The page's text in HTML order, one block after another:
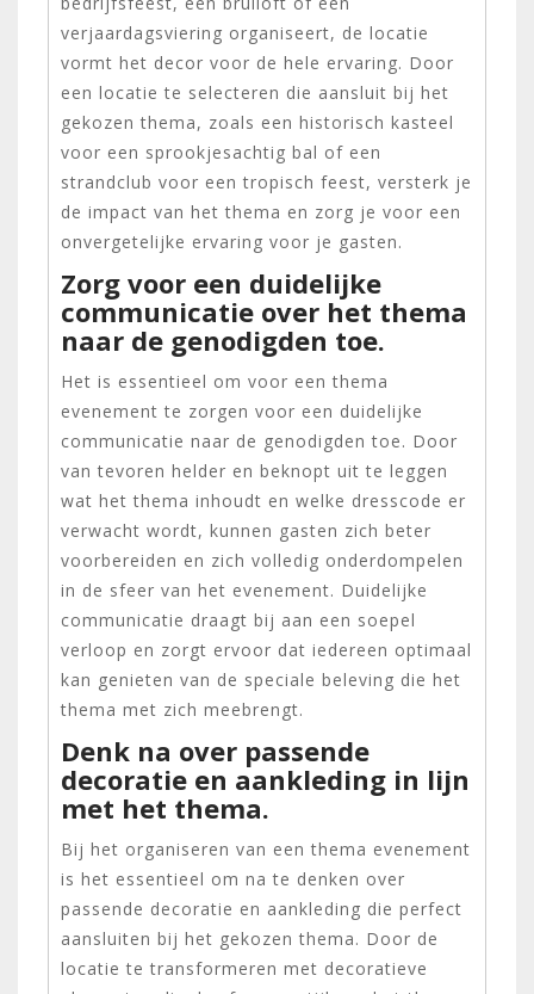
verjaardagsviering organiseert, de locatie
vormt het decor voor de hele ervaring. Door
een locatie te selecteren die aansluit bij het
gekozen thema, zoals een historisch kasteel
voor een sprookjesachtig bal of een
strandclub voor een tropisch feest, versterk je
de impact van het thema en zorg je voor een
onvergetelijke ervaring voor je gasten.
Zorg voor een duidelijke
communicatie over het thema
naar de genodigden toe.
Het is essentieel om voor een thema
evenement te zorgen voor een duidelijke
communicatie naar de genodigden toe. Door
van tevoren helder en beknopt uit te leggen
wat het thema inhoudt en welke dresscode er
verwacht wordt, kunnen gasten zich beter
voorbereiden en zich volledig onderdompelen
in de sfeer van het evenement. Duidelijke
communicatie draagt bij aan een soepel
verloop en zorgt ervoor dat iedereen optimaal
kan genieten van de speciale beleving die het
thema met zich meebrengt.
Denk na over passende
decoratie en aankleding in lijn
met het thema.
Bij het organiseren van een thema evenement
is het essentieel om na te denken over
passende decoratie en aankleding die perfect
aansluiten bij het gekozen thema. Door de
locatie te transformeren met decoratieve